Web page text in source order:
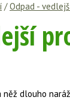
/Odpad -
něž dlouho